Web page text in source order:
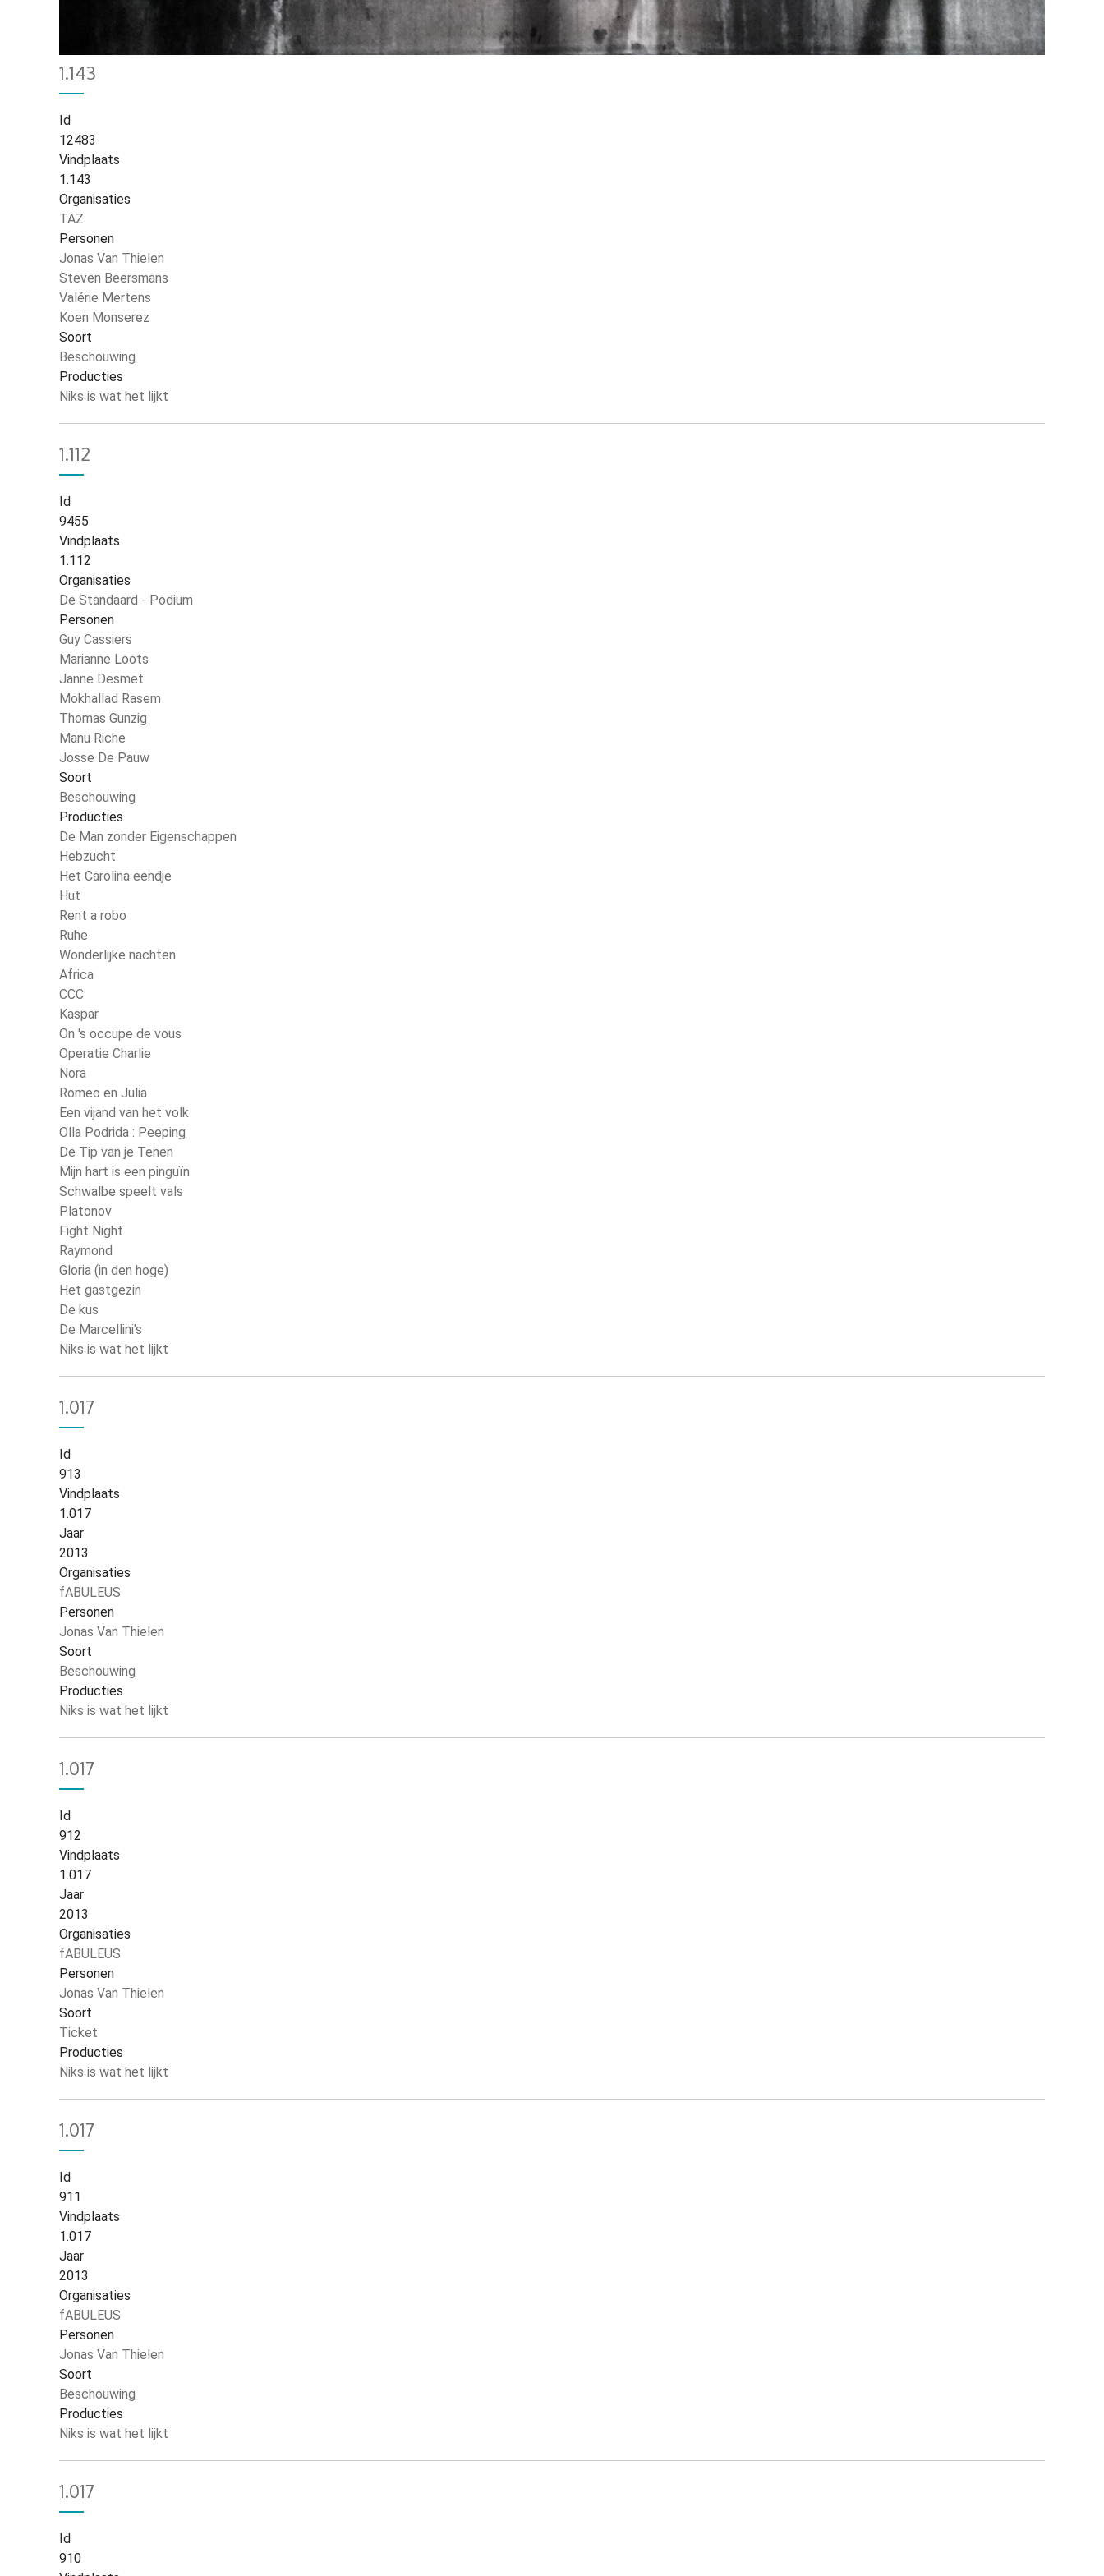
Kruimelpad
1.143
Id
12483
Vindplaats
1.143
Organisaties
TAZ
Personen
Jonas Van Thielen
Steven Beersmans
Valérie Mertens
Koen Monserez
Soort
Beschouwing
Producties
Niks is wat het lijkt
1.112
Id
9455
Vindplaats
1.112
Organisaties
De Standaard - Podium
Personen
Guy Cassiers
Marianne Loots
Janne Desmet
Mokhallad Rasem
Thomas Gunzig
Manu Riche
Josse De Pauw
Soort
Beschouwing
Producties
De Man zonder Eigenschappen
Hebzucht
Het Carolina eendje
Hut
Rent a robo
Ruhe
Wonderlijke nachten
Africa
CCC
Kaspar
On 's occupe de vous
Operatie Charlie
Nora
Romeo en Julia
Een vijand van het volk
Olla Podrida : Peeping
De Tip van je Tenen
Mijn hart is een pinguïn
Schwalbe speelt vals
Platonov
Fight Night
Raymond
Gloria (in den hoge)
Het gastgezin
De kus
De Marcellini's
Niks is wat het lijkt
1.017
Id
913
Vindplaats
1.017
Jaar
2013
Organisaties
fABULEUS
Personen
Jonas Van Thielen
Soort
Beschouwing
Producties
Niks is wat het lijkt
1.017
Id
912
Vindplaats
1.017
Jaar
2013
Organisaties
fABULEUS
Personen
Jonas Van Thielen
Soort
Ticket
Producties
Niks is wat het lijkt
1.017
Id
911
Vindplaats
1.017
Jaar
2013
Organisaties
fABULEUS
Personen
Jonas Van Thielen
Soort
Beschouwing
Producties
Niks is wat het lijkt
1.017
Id
910